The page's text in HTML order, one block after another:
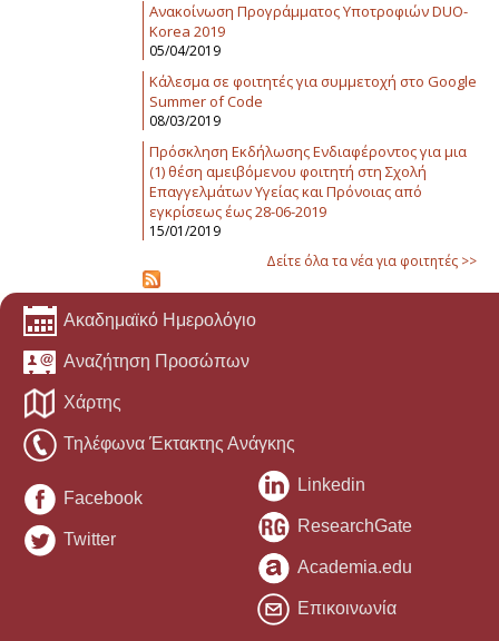
Ανακοίνωση Προγράμματος Υποτροφιών DUO-
Korea 2019
05/04/2019
Κάλεσμα σε φοιτητές για συμμετοχή στο Google
Summer of Code
08/03/2019
Πρόσκληση Εκδήλωσης Ενδιαφέροντος για μια
(1) θέση αμειβόμενου φοιτητή στη Σχολή
Επαγγελμάτων Υγείας και Πρόνοιας από
εγκρίσεως έως 28-06-2019
15/01/2019
Δείτε όλα τα νέα για φοιτητές >>
Ακαδημαϊκό Ημερολόγιο
Αναζήτηση Προσώπων
Χάρτης
Τηλέφωνα Έκτακτης Ανάγκης
Facebook
Twitter
Linkedin
ResearchGate
Academia.edu
Επικοινωνία